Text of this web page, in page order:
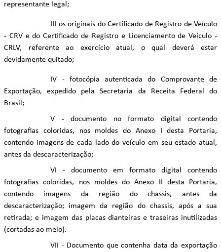
representante legal;
III os originais do Certificado de Registro de Veículo
- CRV e do Certificado de Registro e Licenciamento de Veículo -
CRLV, referente ao exercício atual, o qual deverá estar
devidamente quitado;
IV - fotocópia autenticada do Comprovante de
Exportação, expedido pela Secretaria da Receita Federal do
Brasil;
V - documento no formato digital contendo
fotografias coloridas, nos moldes do Anexo I desta Portaria,
contendo imagens de cada lado do veículo em seu estado atual,
antes da descaracterização;
VI - documento em formato digital contendo
fotografias coloridas, nos moldes do Anexo II desta Portaria,
contendo imagens da região do chassis, antes da
descaracterização; imagem da região do chassis, após a sua
retirada; e imagem das placas dianteiras e traseiras inutilizadas
(cortadas ao meio).
VII - Documento que contenha data da exportação